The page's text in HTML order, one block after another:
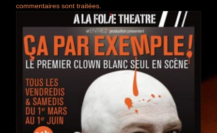
commentaires sont traitées